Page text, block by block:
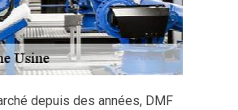
depuis des années, DMF